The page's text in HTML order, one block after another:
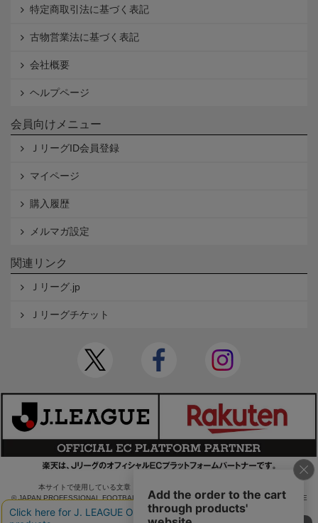
特定商取引法に基づく表記
古物営業法に基づく表記
会社概要
ヘルプページ
会員向けメニュー
ＪリーグID会員登録
マイページ
購入履歴
メルマガ設定
関連リンク
Ｊリーグ.jp
Ｊリーグチケット
本サイトで使用している文章・画像等の無断での複製・転載を禁止します。
© JAPAN PROFESSIONAL FOOTBALL LEAGUE Rakuten Group, Inc. ALL RIGHTS RE
SERVED.